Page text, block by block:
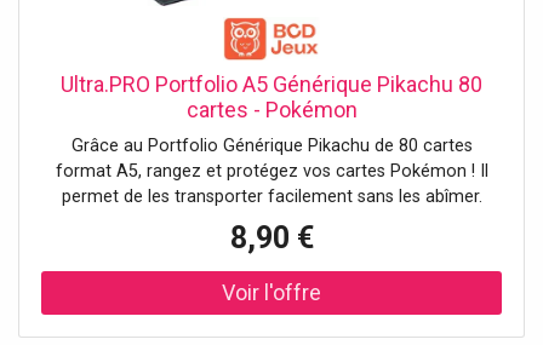
Ultra.PRO Portfolio A5 Générique Pikachu 80
cartes - Pokémon
Grâce au Portfolio Générique Pikachu de 80 cartes
format A5, rangez et protégez vos cartes Pokémon ! Il
permet de les transporter facilement sans les abîmer.
8,90 €